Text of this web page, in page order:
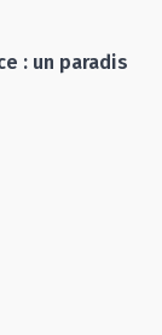
: un paradis